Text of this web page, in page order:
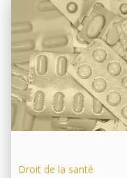
Droit de la santé